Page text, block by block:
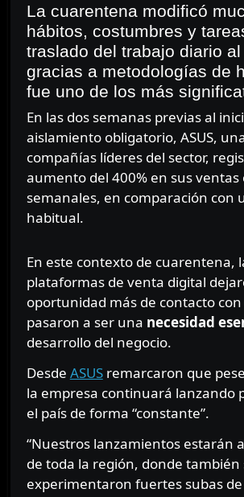
La cuarentena modificó
hábitos, costumbres y
traslado del trabajo diario al
gracias a metodologías de
fue uno de los más
En las dos semanas previas al inicio del
aislamiento obligatorio, ASUS,
compañías líderes del sector,
aumento del 400% en sus ventas
semanales, en comparación con
habitual.
En este contexto de cuarentena,
plataformas de venta digital
oportunidad más de contacto
pasaron a ser una necesidad
desarrollo del negocio.
Desde ASUSremarcaron que
la empresa continuará lanzando
el país de forma “constante”.
“Nuestros lanzamientos estarán
de toda la región, donde también
experimentaron fuertes subas